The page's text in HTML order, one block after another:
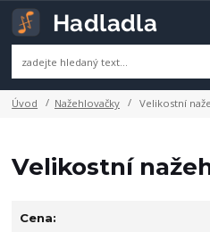
Úvod Nažehlovačky Velikostní
Velikostní
Cena: